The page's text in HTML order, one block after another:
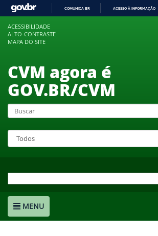
COMUNICA BR ACESSO À INFORMAÇÃO
ACESSIBILIDADE
ALTO-CONTRASTE
MAPA DO SITE
CVM agora é
GOV.BR/CVM
MENU